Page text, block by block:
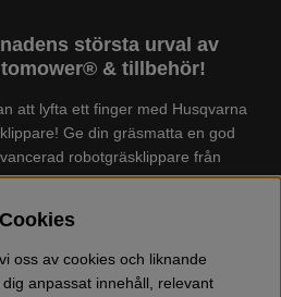
största urval av
& tillbehör!
att lyfta ett finger med Husqvarna
Ge din gräsmatta en god
robotgräsklippare från
Husqvarna Automower®för just din
av tillbehör och reservdelar till
och GARDENA. Vi säljer även
trädgårdsprodukter så som:
Cookies
oss av cookies och liknande
anpassat innehåll, relevant